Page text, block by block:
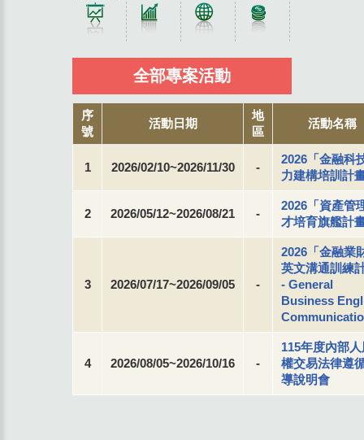
全部專案活動
序
號
活動日期
地
區
活動名稱
1 2026/02/10~2026/11/30 -
2026「金融科
力建構培訓計
2 2026/05/12~2026/08/21 -
2026「資產管
才培育旗艦計
3 2026/07/17~2026/09/05 -
2026「金融業
英文溝通訓練
- General
Business
4 2026/08/05~2026/10/16 -
115年度內部
權交易法律遵
導說明會